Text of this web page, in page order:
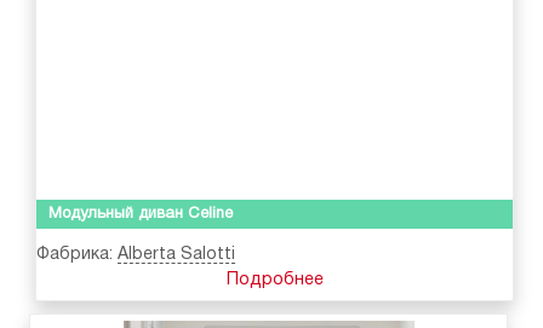
Модульный диван Celine
Фабрика: Alberta Salotti
Подробнее